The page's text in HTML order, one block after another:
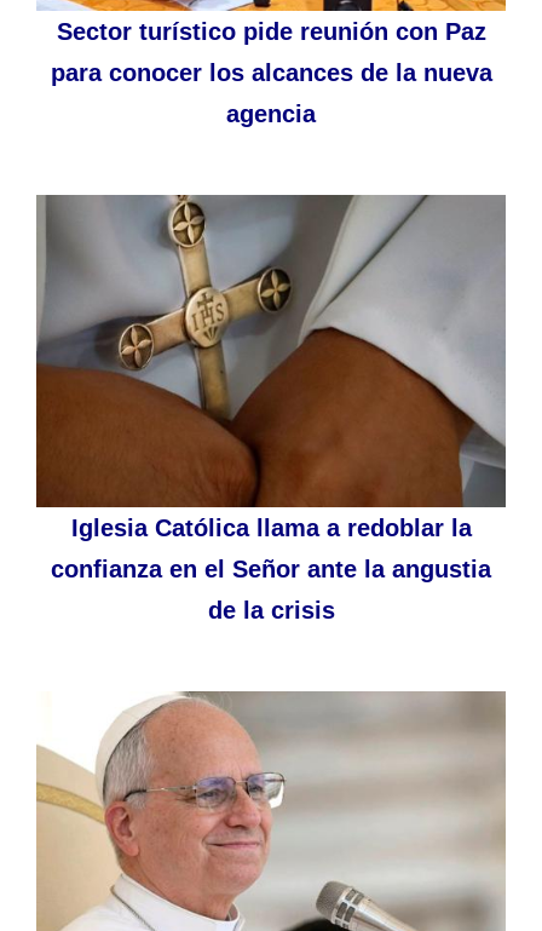
Sector turístico pide reunión con Paz
para conocer los alcances de la nueva
agencia
Iglesia Católica llama a redoblar la
confianza en el Señor ante la angustia
de la crisis